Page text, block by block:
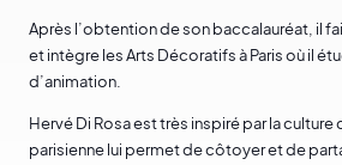
Après l’obtention de son baccalauréat, il
et intègre les Arts Décoratifs à Paris où il
d’animation.
Hervé Di Rosa est très inspiré par la culture
parisienne lui permet de côtoyer et de